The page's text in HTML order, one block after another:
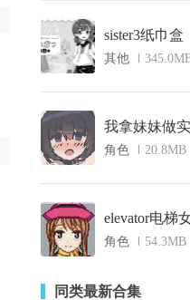
sister3纸巾盒
其他
角色 20.8MB
角色 54.3MB
同类最新合集